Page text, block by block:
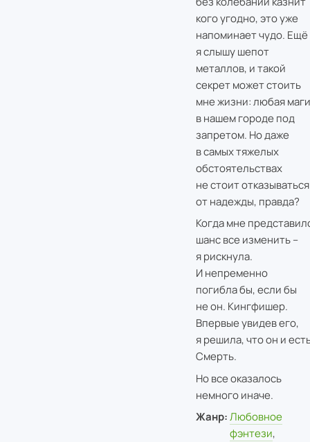
кого угодно, это уже
напоминает чудо. Ещё
я слышу шепот
металлов, и такой
секрет может стоить
мне жизни: любая
в нашем городе под
запретом. Но даже
в самых тяжелых
обстоятельствах
не стоит отказываться
от надежды, правда?
Когда мне
шанс все изменить –
я рискнула.
И непременно
погибла бы, если бы
не он. Кингфишер.
Впервые увидев его,
я решила, что он и
Смерть.
Но все оказалось
немного иначе.
Жанр: Любовное
фэнтези,